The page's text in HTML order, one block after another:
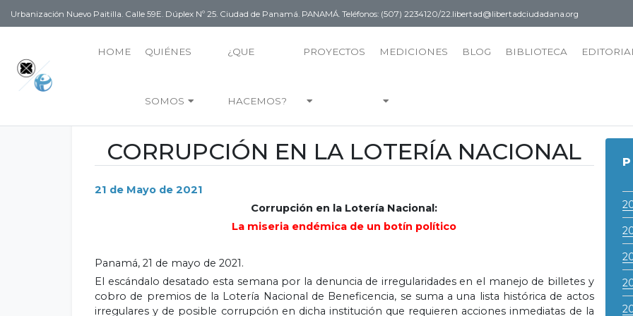
Urbanización Nuevo Paitilla. Calle 59E. Dúplex Nº 25. Ciudad de Panamá. PANAMÁ. Teléfonos: (507) 2234120/22. libertad@libertadciudadana.org
HOME QUIÉNES
SOMOS
¿QUE
HACEMOS?
PROYECTOS MEDICIONES BLOG BIBLIOTECA EDITORIAL
CORRUPCIÓN EN LA LOTERÍA NACIONAL
21 de Mayo de 2021
Corrupción en la Lotería Nacional:
La miseria endémica de un botín político
Panamá, 21 de mayo de 2021.
El escándalo desatado esta semana por la denuncia de irregularidades en el manejo de billetes y
cobro de premios de la Lotería Nacional de Beneficencia, se suma a una lista histórica de actos
irregulares y de posible corrupción en dicha institución que requieren acciones inmediatas de la